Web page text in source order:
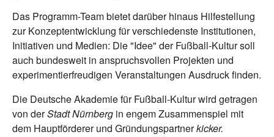
Das Programm-Team bietet darüber hinaus Hilfestellung
zur Konzeptentwicklung für verschiedenste Institutionen,
Initiativen und Medien: Die "Idee" der Fußball-Kultur soll
auch bundesweit in anspruchsvollen Projekten und
experimentierfreudigen Veranstaltungen Ausdruck finden.
Die Deutsche Akademie für Fußball-Kultur wird getragen
von derStadt Nürnberg in engem Zusammenspiel mit
dem Hauptförderer und Gründungspartnerkicker.